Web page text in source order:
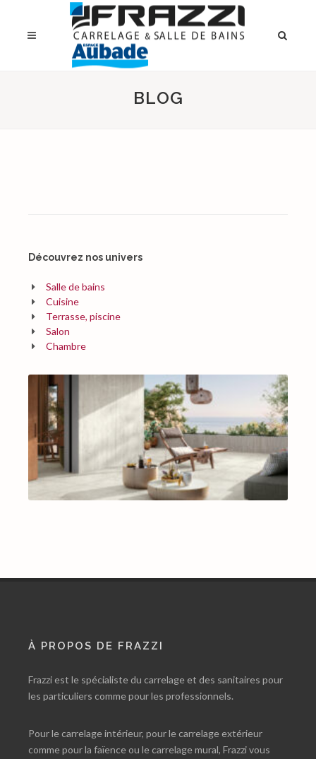
BLOG
Découvrez nos univers
Salle de bains
Cuisine
Terrasse, piscine
Salon
Chambre
À PROPOS DE FRAZZI
Frazzi est le spécialiste du carrelage et des sanitaires pour
les particuliers comme pour les professionnels.
Pour le carrelage intérieur, pour le carrelage extérieur
comme pour la faïence ou le carrelage mural, Frazzi vous